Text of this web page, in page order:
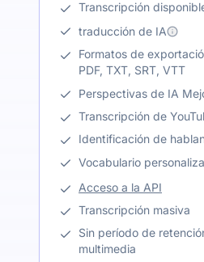
Transcripción
traducción de IA
Formatos de
PDF, TXT, SRT, VTT
Perspectivas de IA
Transcripción de
Identificación de
Vocabulario
Acceso a la API
Transcripción masiva
Sin período de
multimedia